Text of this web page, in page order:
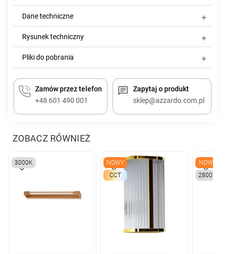
Dane techniczne
Rysunek techniczny
Pliki do pobrania
Zamów przez telefon
+48 601 490 001
Zapytaj o produkt
sklep@azzardo.com.pl
ZOBACZ RÓWNIEŻ
3000K
NOWY
CCT
NOWY
2800K